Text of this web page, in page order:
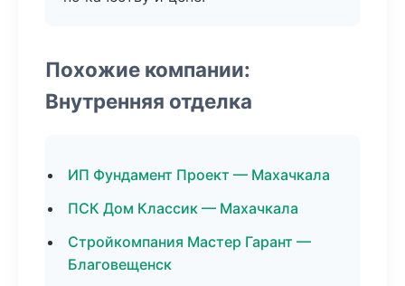
Похожие компании:
Внутренняя отделка
ИП Фундамент Проект — Махачкала
ПСК Дом Классик — Махачкала
Стройкомпания Мастер Гарант —
Благовещенск